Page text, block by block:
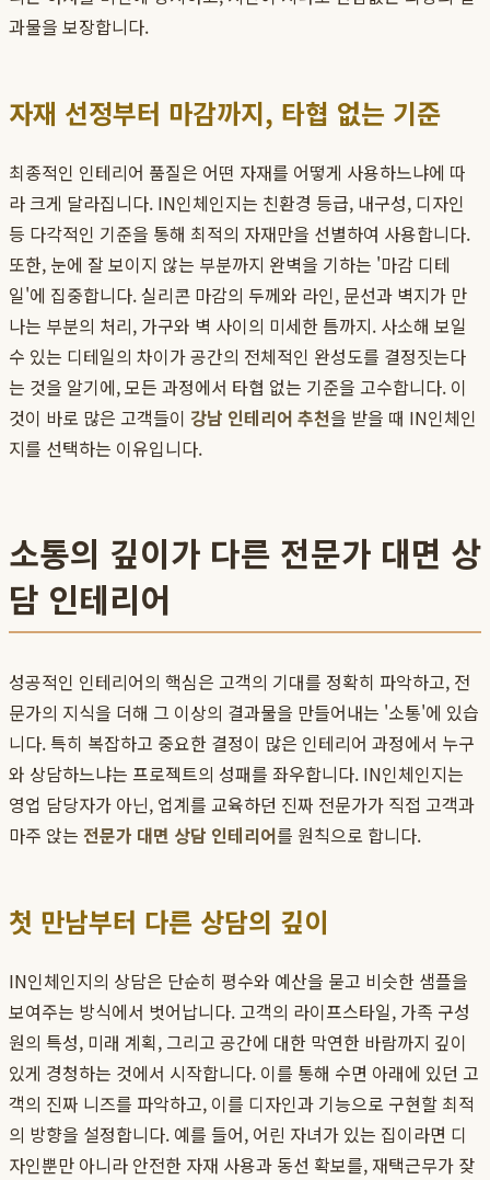
과물을 보장합니다.
자재 선정부터 마감까지, 타협 없는 기준
최종적인 인테리어 품질은 어떤 자재를 어떻게 사용하느냐에 따
라 크게 달라집니다. IN인체인지는 친환경 등급, 내구성, 디자인
등 다각적인 기준을 통해 최적의 자재만을 선별하여 사용합니다.
또한, 눈에 잘 보이지 않는 부분까지 완벽을 기하는 '마감 디테
일'에 집중합니다. 실리콘 마감의 두께와 라인, 문선과 벽지가 만
나는 부분의 처리, 가구와 벽 사이의 미세한 틈까지. 사소해 보일
수 있는 디테일의 차이가 공간의 전체적인 완성도를 결정짓는다
는 것을 알기에, 모든 과정에서 타협 없는 기준을 고수합니다. 이
것이 바로 많은 고객들이 강남 인테리어 추천을 받을 때 IN인체인
지를 선택하는 이유입니다.
소통의 깊이가 다른 전문가 대면 상
담 인테리어
성공적인 인테리어의 핵심은 고객의 기대를 정확히 파악하고, 전
문가의 지식을 더해 그 이상의 결과물을 만들어내는 '소통'에 있습
니다. 특히 복잡하고 중요한 결정이 많은 인테리어 과정에서 누구
와 상담하느냐는 프로젝트의 성패를 좌우합니다. IN인체인지는
영업 담당자가 아닌, 업계를 교육하던 진짜 전문가가 직접 고객과
마주 앉는 전문가 대면 상담 인테리어를 원칙으로 합니다.
첫 만남부터 다른 상담의 깊이
IN인체인지의 상담은 단순히 평수와 예산을 묻고 비슷한 샘플을
보여주는 방식에서 벗어납니다. 고객의 라이프스타일, 가족 구성
원의 특성, 미래 계획, 그리고 공간에 대한 막연한 바람까지 깊이
있게 경청하는 것에서 시작합니다. 이를 통해 수면 아래에 있던 고
객의 진짜 니즈를 파악하고, 이를 디자인과 기능으로 구현할 최적
의 방향을 설정합니다. 예를 들어, 어린 자녀가 있는 집이라면 디
자인뿐만 아니라 안전한 자재 사용과 동선 확보를, 재택근무가 잦